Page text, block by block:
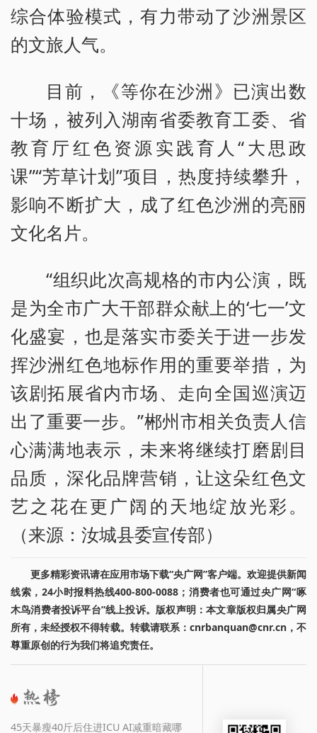
综合体验模式，有力带动了沙洲景区
的文旅人气。
目前，《等你在沙洲》已演出数
十场，被列入湖南省委教育工委、省
教育厅红色资源实践育人“大思政
课”“芳草计划”项目，热度持续攀升，
影响不断扩大，成了红色沙洲的亮丽
文化名片。
“组织此次高规格的市内公演，既
是为全市广大干部群众献上的‘七一’文
化盛宴，也是落实市委关于进一步发
挥沙洲红色地标作用的重要举措，为
该剧拓展省内市场、走向全国巡演迈
出了重要一步。”郴州市相关负责人信
心满满地表示，未来将继续打磨剧目
品质，深化品牌营销，让这朵红色文
艺之花在更广阔的天地绽放光彩。
（来源：汝城县委宣传部）
更多精彩资讯请在应用市场下载“央广网”客户端。欢迎提供新闻
线索，24小时报料热线400-800-0088；消费者也可通过央广网“啄
木鸟消费者投诉平台”线上投诉。版权声明：本文章版权归属央广网
所有，未经授权不得转载。转载请联系：cnrbanquan@cnr.cn，不
尊重原创的行为我们将追究责任。
45天暴瘦40斤后住进ICU AI减重暗藏哪